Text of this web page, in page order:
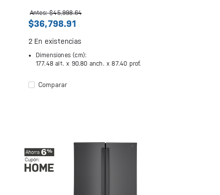
Antes: $45,998.64
$36,798.91
2 En existencias
Dimensiones (cm):
177.48 alt. x 90.80 anch. x87.40 prof.
Comparar